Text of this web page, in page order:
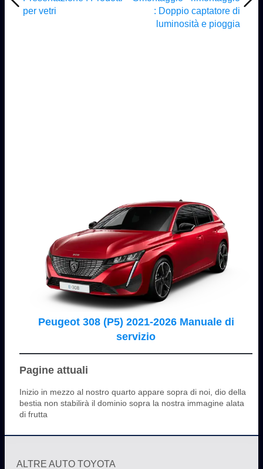
per vetri
: Doppio captatore di
luminosità e pioggia
Peugeot 308 (P5) 2021-2026 Manuale di
servizio
Pagine attuali
Inizio in mezzo al nostro quarto appare sopra di noi, dio della
bestia non stabilirà il dominio sopra la nostra immagine alata
di frutta
ALTRE AUTO TOYOTA